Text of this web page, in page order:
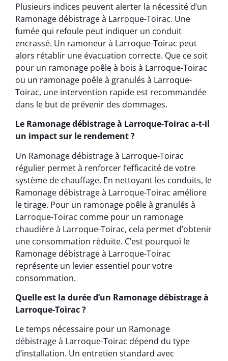
Plusieurs indices peuvent alerter la nécessité d’un
Ramonage débistrage à Larroque-Toirac. Une
fumée qui refoule peut indiquer un conduit
encrassé. Un ramoneur à Larroque-Toirac peut
alors rétablir une évacuation correcte. Que ce soit
pour un ramonage poêle à bois à Larroque-Toirac
ou un ramonage poêle à granulés à Larroque-
Toirac, une intervention rapide est recommandée
dans le but de prévenir des dommages.
Le Ramonage débistrage à Larroque-Toirac a-t-il
un impact sur le rendement ?
Un Ramonage débistrage à Larroque-Toirac
régulier permet à renforcer l’efficacité de votre
système de chauffage. En nettoyant les conduits, le
Ramonage débistrage à Larroque-Toirac améliore
le tirage. Pour un ramonage poêle à granulés à
Larroque-Toirac comme pour un ramonage
chaudière à Larroque-Toirac, cela permet d’obtenir
une consommation réduite. C’est pourquoi le
Ramonage débistrage à Larroque-Toirac
représente un levier essentiel pour votre
consommation.
Quelle est la durée d’un Ramonage débistrage à
Larroque-Toirac ?
Le temps nécessaire pour un Ramonage
débistrage à Larroque-Toirac dépend du type
d’installation. Un entretien standard avec